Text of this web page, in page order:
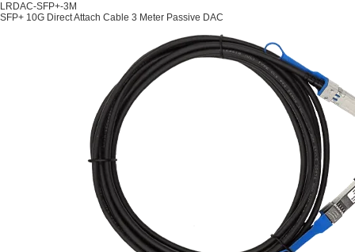
LRDAC-SFP+-3M
SFP+ 10G Direct Attach Cable 3 Meter Passive DAC